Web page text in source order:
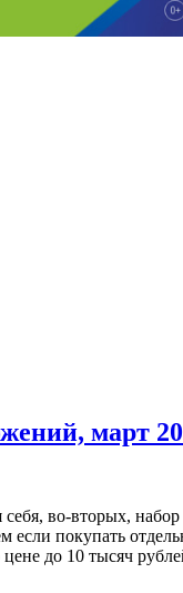
март
во-вторых,
покупать
до 10 тысяч